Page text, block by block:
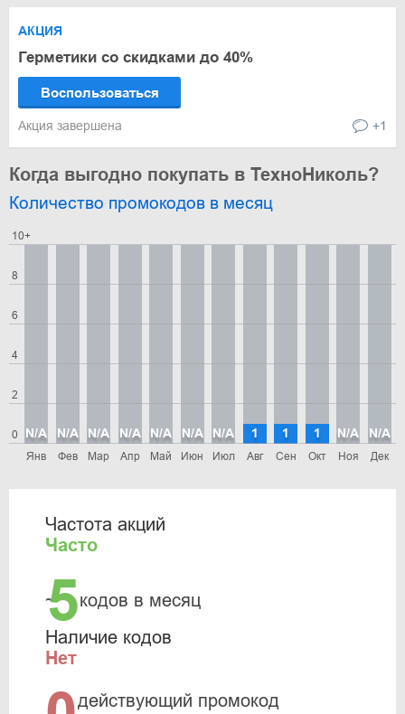
АКЦИЯ
Герметики со скидками до 40%
Воспользоваться
Акция завершена +1
Когда выгодно покупать в ТехноНиколь?
Количество промокодов в месяц
0
2
4
6
8
10+
Янв
N/A
Фев
N/A
Мар
N/A
Апр
N/A
Май
N/A
Июн
N/A
Июл
N/A
Авг
1
Сен
1
Окт
1
Ноя
N/A
Дек
N/A
Частота акций
Часто
~
5кодов в месяц
Наличие кодов
Нет
действующий промокод